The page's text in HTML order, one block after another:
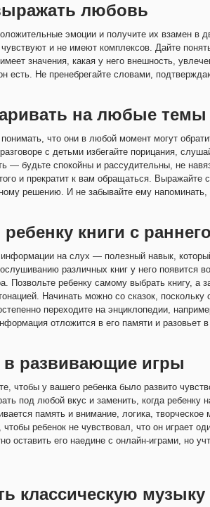
любовь
эмоции и получите их взамен в
и не имеют комплексов. Дайте
значения, какая у него внешность,
есть. Не пренебрегайте словами,
на любые темы
что они в любой момент могут
с детьми избегайте порицания,
— будьте спокойны и рассудительны, не
и прекратит к вам обращаться. Выражайте
решению. И не забывайте ему
книги с
на слух — полезный навык,
различных книг у него появится
Позвольте ребенку самому выбрать книгу, а
Начинать можно со сказок,
переходите на энциклопедии,
отложится в его памяти и разовьет
в развивающие игры
чтобы у вашего ребенка было развито
под любой вкус и заменить, когда ребенку
память и внимание, логика,
чтобы ребенок не чувствовал, что он играет
оставить его наедине с онлайн-играми, но
классическую музыку